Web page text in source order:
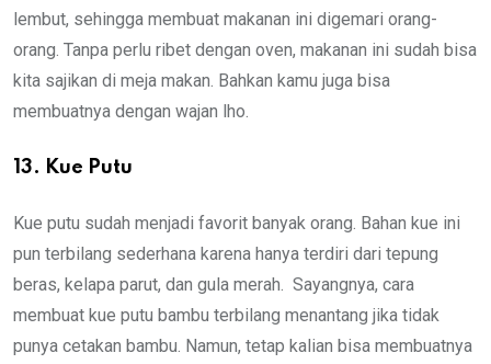
lembut, sehingga membuat makanan ini digemari orang-
orang. Tanpa perlu ribet dengan oven, makanan ini sudah bisa
kita sajikan di meja makan. Bahkan kamu juga bisa
membuatnya dengan wajan lho.
13. Kue Putu
Kue putu sudah menjadi favorit banyak orang. Bahan kue ini
pun terbilang sederhana karena hanya terdiri dari tepung
beras, kelapa parut, dan gula merah. Sayangnya, cara
membuat kue putu bambu terbilang menantang jika tidak
punya cetakan bambu. Namun, tetap kalian bisa membuatnya